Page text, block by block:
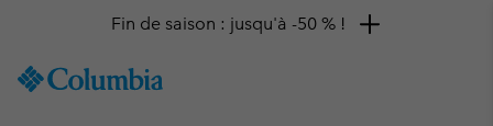
TO
Fin de saison : jusqu'à -50 % !